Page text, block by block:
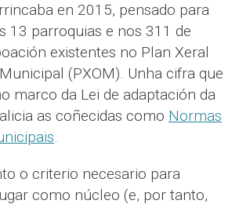
en 2015, pensado para
13 parroquias e nos 311 de
existentes no Plan Xeral
(PXOM). Unha cifra que
marco da Lei de adaptación da
as coñecidas como Normas
.
o criterio necesario para
como núcleo (e, por tanto,